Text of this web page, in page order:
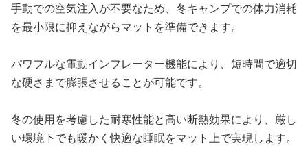
手動での空気注入が不要なため、冬キャンプでの体力消耗
を最小限に抑えながらマットを準備できます。
パワフルな電動インフレーター機能により、短時間で適切
な硬さまで膨張させることが可能です。
冬の使用を考慮した耐寒性能と高い断熱効果により、厳し
い環境下でも暖かく快適な睡眠をマット上で実現します。